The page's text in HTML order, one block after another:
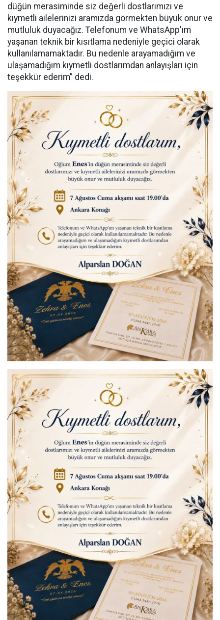
düğün merasiminde siz değerli dostlarımızı ve
kıymetli ailelerinizi aramızda görmekten büyük onur ve
mutluluk duyacağız. Telefonum ve WhatsApp'ım
yaşanan teknik bir kısıtlama nedeniyle geçici olarak
kullanılamamaktadır. Bu nedenle arayamadığım ve
ulaşamadığım kıymetli dostlarımdan anlayışları için
teşekkür ederim” dedi.